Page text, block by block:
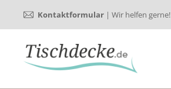
Kontaktformular| Wir helfen gerne!